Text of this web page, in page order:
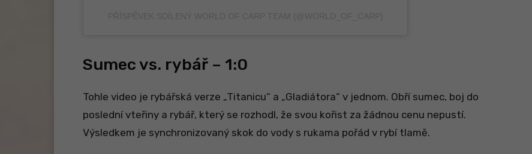
Sumec vs. rybář – 1:0
Tohle video je rybářská verze „Titanicu“ a „Gladiátora“ v jednom. Obří sumec, boj do
poslední vteřiny a rybář, který se rozhodl, že svou kořist za žádnou cenu nepustí.
Výsledkem je synchronizovaný skok do vody s rukama pořád v rybí tlamě.